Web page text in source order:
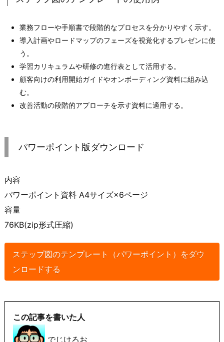
業務フローや手順書で段階的なプロセスを分かりやすく示す。
導入計画やロードマップのフェーズを視覚化するプレゼンに使
う。
学習カリキュラムや研修の進行表として活用する。
顧客向けの利用開始ガイドやオンボーディング資料に組み込
む。
改善活動の段階的アプローチを示す資料に適用する。
パワーポイント版ダウンロード
内容
パワーポイント資料 A4サイズ×6ページ
容量
76KB(zip形式圧縮)
ステップ図のテンプレート（パワーポイント）をダウ
ンロードする
この記事を書いた人
でじけろお